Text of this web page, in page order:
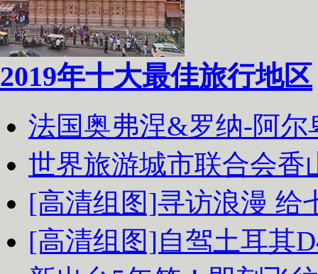
2019年十大最佳旅行地区
法国奥弗涅&罗纳-阿
世界旅游城市联合会香
[高清组图]寻访浪漫 给
[高清组图]自驾土耳其